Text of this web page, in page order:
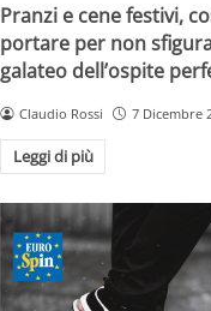
Pranzi e cene festivi,
portare per non
galateo dell’ospite
Claudio Rossi 7 Dicembre
Leggi di più